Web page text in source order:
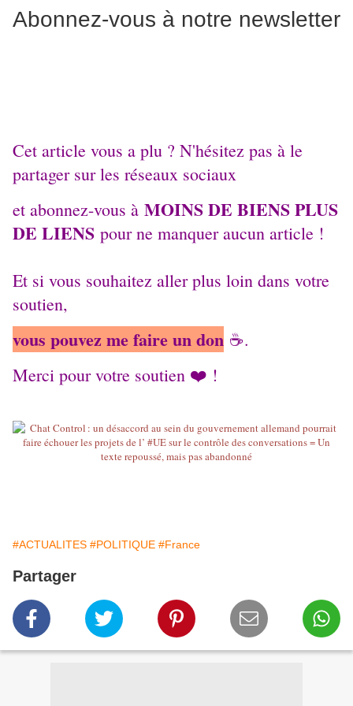
Abonnez-vous à notre newsletter
Cet article vous a plu ? N'hésitez pas à le
partager sur les réseaux sociaux
et abonnez-vous à MOINS DE BIENS PLUS
DE LIENS pour ne manquer aucun article !
Et si vous souhaitez aller plus loin dans votre
soutien,
vous pouvez me faire un don ☕️.
Merci pour votre soutien ❤️ !
#ACTUALITES #POLITIQUE #France
Partager